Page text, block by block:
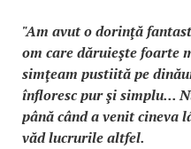
"Am avut o dorinţă
om care dăruieşte foarte
simţeam pustiită pe
înfloresc pur şi simplu...
până când a venit cineva
văd lucrurile altfel.